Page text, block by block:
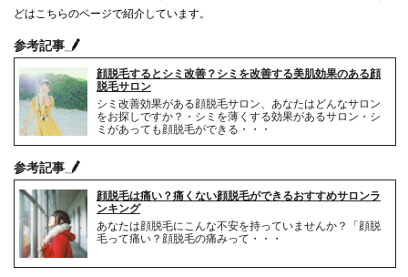
どはこちらのページで紹介しています。
参考記事
顔脱毛するとシミ改善？シミを改善する美肌効果のある顔
脱毛サロン
シミ改善効果がある顔脱毛サロン、あなたはどんなサロン
をお探しですか？・シミを薄くする効果があるサロン・シ
ミがあっても顔脱毛ができる・・・
参考記事
顔脱毛は痛い？痛くない顔脱毛ができるおすすめサロンラ
ンキング
あなたは顔脱毛にこんな不安を持っていませんか？「顔脱
毛って痛い？顔脱毛の痛みって・・・